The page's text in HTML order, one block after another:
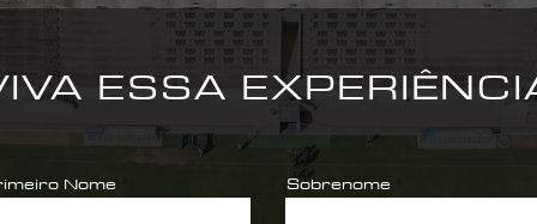
ESSA
Nome Sobrenome